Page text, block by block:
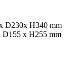
D230x H340 mm
D155 x H255 mm